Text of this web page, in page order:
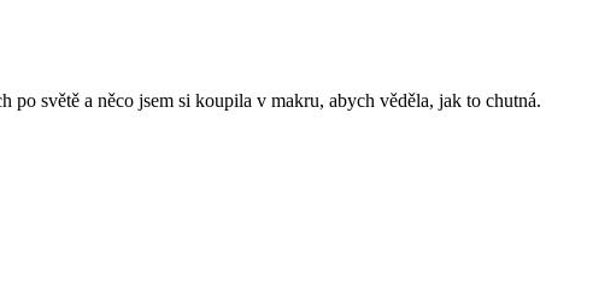
po světě a něco jsem si koupila v makru, abych věděla, jak to chutná.